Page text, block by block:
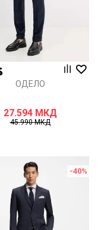
ОДЕЛО
27.594 МКД
45.990МКД
-40%